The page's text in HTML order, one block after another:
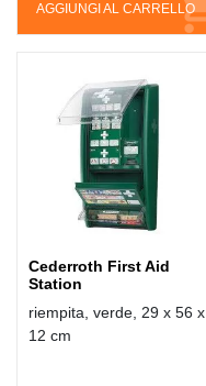
AGGIUNGI AL CARRELLO
Cederroth First Aid
Station
riempita, verde, 29 x 56 x
12 cm